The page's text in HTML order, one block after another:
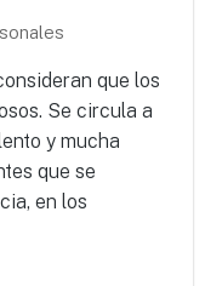
que los
Se circula a
y mucha
que se
en los